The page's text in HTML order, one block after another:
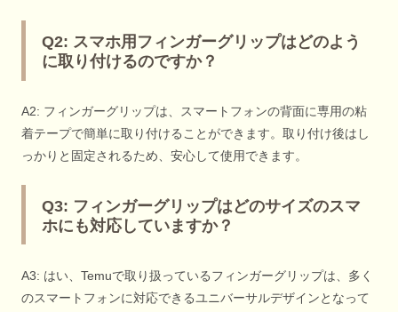
Q2: スマホ用フィンガーグリップはどのよう
に取り付けるのですか？
A2: フィンガーグリップは、スマートフォンの背面に専用の粘
着テープで簡単に取り付けることができます。取り付け後はし
っかりと固定されるため、安心して使用できます。
Q3: フィンガーグリップはどのサイズのスマ
ホにも対応していますか？
A3: はい、Temuで取り扱っているフィンガーグリップは、多く
のスマートフォンに対応できるユニバーサルデザインとなって